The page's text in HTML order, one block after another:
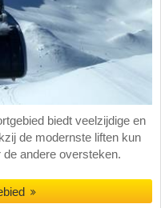
biedt veelzijdige en
de modernste liften kun
andere oversteken.